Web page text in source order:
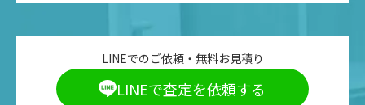
LINEでのご依頼・無料お見積り
LINEで査定を依頼する